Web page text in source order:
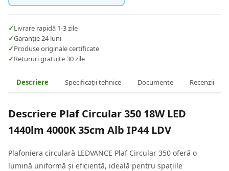
✓Livrare rapidă 1-3 zile
✓Garanție 24 luni
✓Produse originale certificate
✓Retururi gratuite 30 zile
Descriere Specificații tehnice Documente Recenzii
Descriere Plaf Circular 350 18W LED
1440lm 4000K 35cm Alb IP44 LDV
Plafoniera circulară LEDVANCE Plaf Circular 350 oferă o
lumină uniformă și eficientă, ideală pentru spațiile